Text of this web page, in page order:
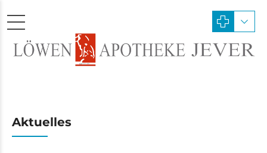
Aktuelles